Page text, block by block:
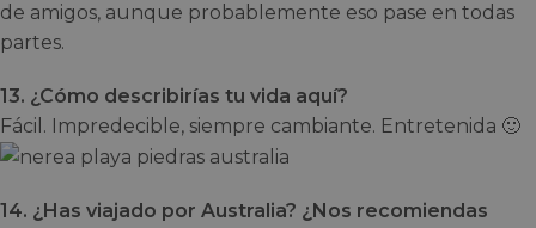
de amigos, aunque probablemente eso pase en todas
partes.
13. ¿Cómo describirías tu vida aquí?
Fácil. Impredecible, siempre cambiante. Entretenida 🙂
14. ¿Has viajado por Australia? ¿Nos recomiendas